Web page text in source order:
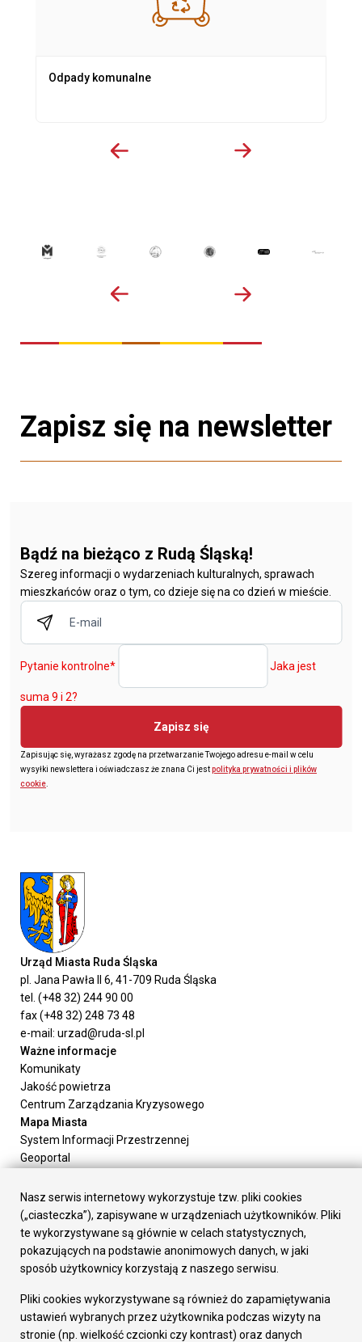
Odpady komunalne
Zapisz się na newsletter
Bądź na bieżąco z Rudą Śląską!
Szereg informacji o wydarzeniach kulturalnych, sprawach
mieszkańców oraz o tym, co dzieje się na co dzień w mieście.
Pytanie kontrolne* Jaka jest
suma 9 i 2?
Zapisz się
Zapisując się, wyrażasz zgodę na przetwarzanie Twojego adresu e-mail w celu
wysyłki newslettera i oświadczasz że znana Ci jestpolityka prywatności i plików
cookie.
Urząd Miasta Ruda Śląska
pl. Jana Pawła II 6, 41-709 Ruda Śląska
tel. (+48 32) 244 90 00
fax (+48 32) 248 73 48
e-mail: urzad@ruda-sl.pl
Ważne informacje
Komunikaty
Jakość powietrza
Centrum Zarządzania Kryzysowego
Mapa Miasta
System Informacji Przestrzennej
Geoportal
Załatw sprawę
Prezydent Miasta
Rada Miasta
Wydziały
Elektroniczna Skrzynka Podawcza
Gospodarka
Fundusze europejskie
Środki krajowe
Nasz serwis internetowy wykorzystuje tzw. pliki cookies
(„ciasteczka”), zapisywane w urządzeniach użytkowników. Pliki
te wykorzystywane są głównie w celach statystycznych,
pokazujących na podstawie anonimowych danych, w jaki
sposób użytkownicy korzystają z naszego serwisu.
Pliki cookies wykorzystywane są również do zapamiętywania
ustawień wybranych przez użytkownika podczas wizyty na
stronie (np. wielkość czcionki czy kontrast) oraz danych